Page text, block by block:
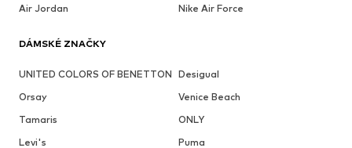
Air Jordan Nike Air Force
DÁMSKÉ ZNAČKY
UNITED COLORS OF BENETTON Desigual
Orsay
Venice Beach
Tamaris
ONLY
Levi's
Puma